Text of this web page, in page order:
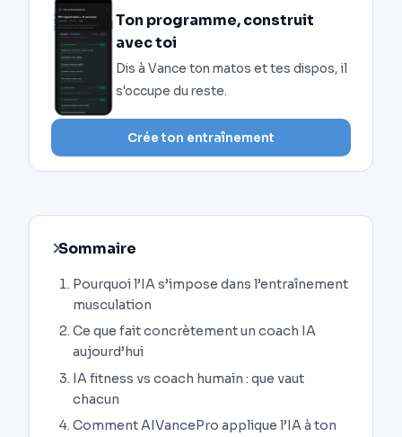
Ton programme, construit
avec toi
Dis à Vance ton matos et tes dispos, il
s'occupe du reste.
Crée ton entraînement
Sommaire
Pourquoi l’IA s’impose dans l’entraînement
musculation
Ce que fait concrètement un coach IA
aujourd’hui
IA fitness vs coach humain : que vaut
chacun
Comment AIVancePro applique l’IA à ton